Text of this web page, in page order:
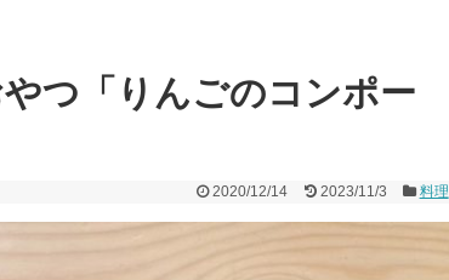
つ「りんごのコンポー
2020/12/14 2023/11/3 料理